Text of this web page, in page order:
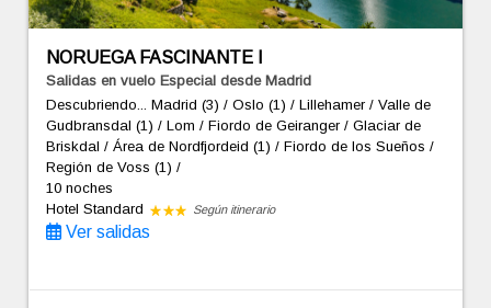
NORUEGA FASCINANTE I
Salidas en vuelo Especial desde Madrid
Descubriendo... Madrid (3) / Oslo (1) / Lillehamer / Valle de
Gudbransdal (1) / Lom / Fiordo de Geiranger / Glaciar de
Briskdal / Área de Nordfjordeid (1) / Fiordo de los Sueños /
Región de Voss (1) /
10 noches
Hotel Standard
Según itinerario
Ver salidas